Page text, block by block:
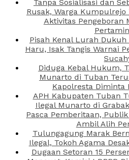
Tanpa Sosialisasi dan
Rusak, Warga
Aktivitas Pengeboran
Pisah Kenal Lurah
Haru, Isak Tangis Warnai
Diduga Kebal Hukum,
Munarto di Tuban
Kapolresta Diminta
APH Kabupaten Tuban
Ilegal Munarto di
Pasca Pemberitaan,
Ambil Alih
Tulungagung Marak
Ilegal, Tokoh Agama
Dugaan Setoran 15